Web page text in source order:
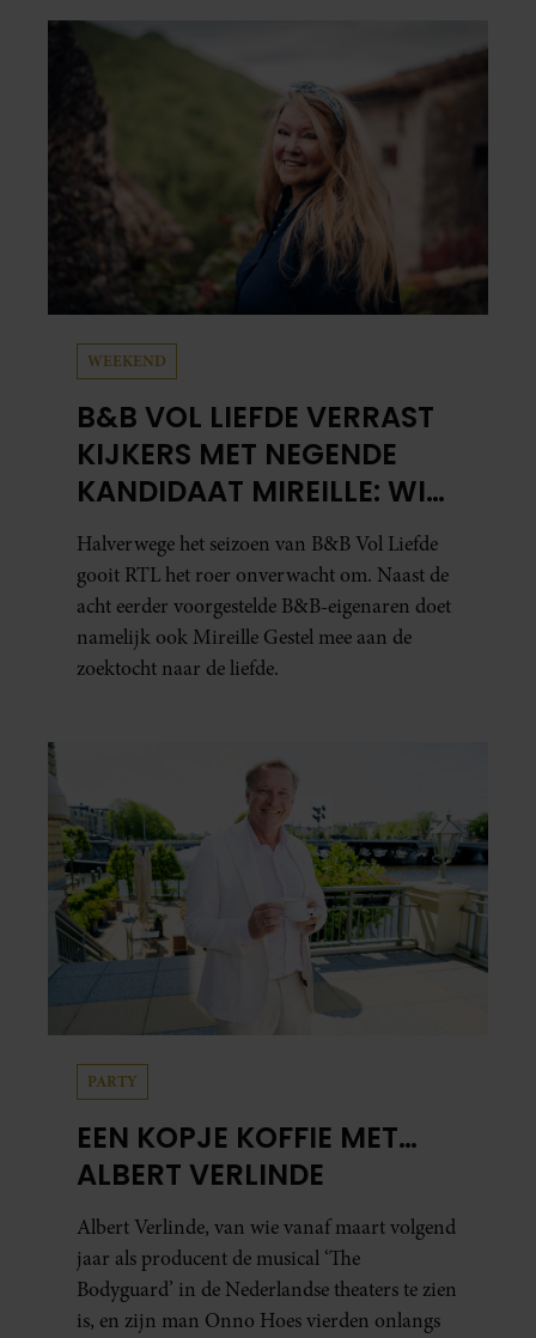
WEEKEND
B&B VOL LIEFDE VERRAST
KIJKERS MET NEGENDE
KANDIDAAT MIREILLE: WIE
IS ZIJ EIGENLIJK?
Halverwege het seizoen van B&B Vol Liefde
gooit RTL het roer onverwacht om. Naast de
acht eerder voorgestelde B&B-eigenaren doet
namelijk ook Mireille Gestel mee aan de
zoektocht naar de liefde.
PARTY
EEN KOPJE KOFFIE MET…
ALBERT VERLINDE
Albert Verlinde, van wie vanaf maart volgend
jaar als producent de musical ‘The
Bodyguard’ in de Nederlandse theaters te zien
is, en zijn man Onno Hoes vierden onlangs